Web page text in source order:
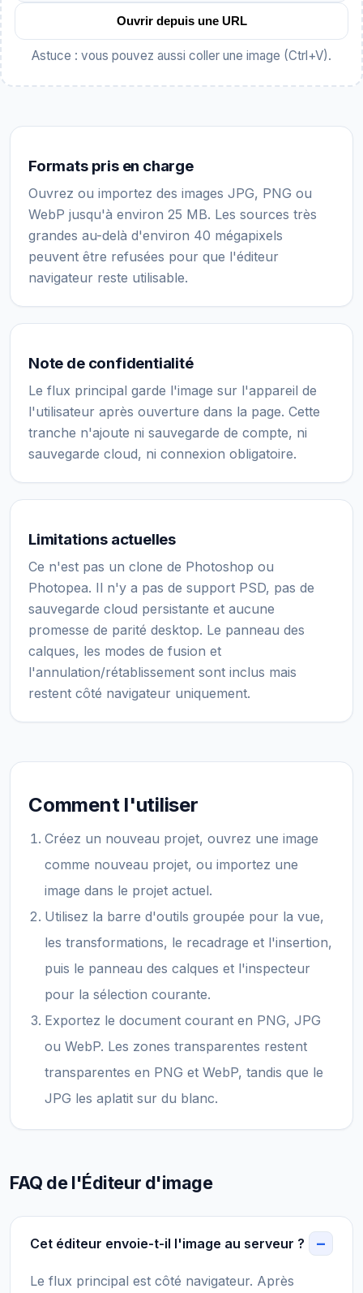
Ouvrir depuis une URL
Astuce : vous pouvez aussi coller une image (Ctrl+V).
Formats pris en charge
Ouvrez ou importez des images JPG, PNG ou
WebP jusqu'à environ 25 MB. Les sources très
grandes au-delà d'environ 40 mégapixels
peuvent être refusées pour que l'éditeur
navigateur reste utilisable.
Note de confidentialité
Le flux principal garde l'image sur l'appareil de
l'utilisateur après ouverture dans la page. Cette
tranche n'ajoute ni sauvegarde de compte, ni
sauvegarde cloud, ni connexion obligatoire.
Limitations actuelles
Ce n'est pas un clone de Photoshop ou
Photopea. Il n'y a pas de support PSD, pas de
sauvegarde cloud persistante et aucune
promesse de parité desktop. Le panneau des
calques, les modes de fusion et
l'annulation/rétablissement sont inclus mais
restent côté navigateur uniquement.
Comment l'utiliser
Créez un nouveau projet, ouvrez une image
comme nouveau projet, ou importez une
image dans le projet actuel.
Utilisez la barre d'outils groupée pour la vue,
les transformations, le recadrage et l'insertion,
puis le panneau des calques et l'inspecteur
pour la sélection courante.
Exportez le document courant en PNG, JPG
ou WebP. Les zones transparentes restent
transparentes en PNG et WebP, tandis que le
JPG les aplatit sur du blanc.
FAQ de l'Éditeur d'image
Cet éditeur envoie-t-il l'image au serveur ?
Le flux principal est côté navigateur. Après